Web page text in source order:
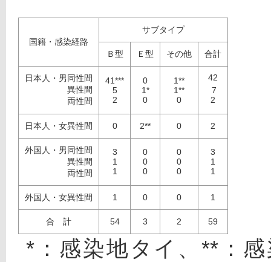
国籍・感染経路
サブタイプ
Ｂ型 Ｅ型 その他 合計
日本人・男同性間
異性間
両性間
41***
5
2
0
1*
0
1**
1**
0
42
7
2
日本人・女異性間 0 2** 0 2
外国人・男同性間
異性間
両性間
3
1
1
0
0
0
0
0
0
3
1
1
外国人・女異性間 1 0 0 1
合 計 54 3 2 59